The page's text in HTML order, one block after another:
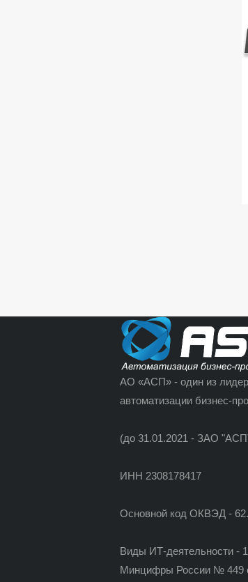
АО «АСП» - один из
автоматизации бизнес-
(до 31.01.2021 - ЗАО
ИНН 2308178417
Основной код ОКВЭД -
Виды ИТ-деятельности -
Минцифры России № 449